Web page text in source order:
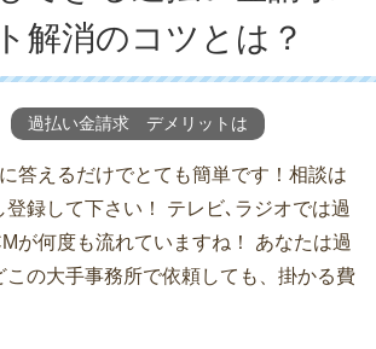
解消のコツとは？
過払い金請求 デメリットは
答えるだけでとても簡単です！相談は
録して下さい！ テレビ､ラジオでは過
が何度も流れていますね！ あなたは過
この大手事務所で依頼しても、掛かる費